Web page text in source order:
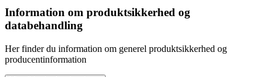
Information om produktsikkerhed og
databehandling
Her finder du information om generel produktsikkerhed og
producentinformation